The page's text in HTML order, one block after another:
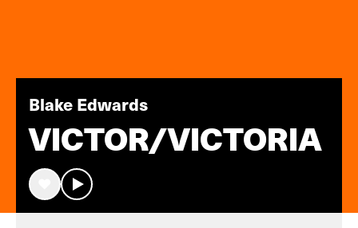
Blake Edwards
VICTOR/VICTORIA